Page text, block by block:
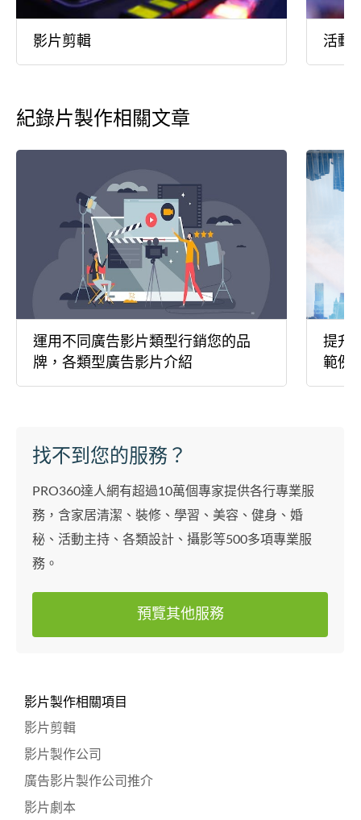
影片剪輯 活動
紀錄片製作相關文章
運用不同廣告影片類型行銷您的品
牌，各類型廣告影片介紹
提升
範例
找不到您的服務？
PRO360達人網有超過10萬個專家提供各行專業服
務，含家居清潔、裝修、學習、美容、健身、婚
秘、活動主持、各類設計、攝影等500多項專業服
務。
預覽其他服務
影片製作相關項目
影片剪輯
影片製作公司
廣告影片製作公司推介
影片劇本